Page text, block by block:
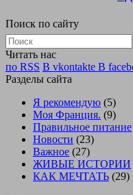
Поиск по сайту
Читать нас
по RSS В vkontakte В
Разделы сайта
Я рекомендую (5)
Моя Франция. (9)
Правильное питание
Новости (23)
Важное (27)
ЖИВЫЕ ИСТОРИИ
КАК МЕЧТАТЬ (29)